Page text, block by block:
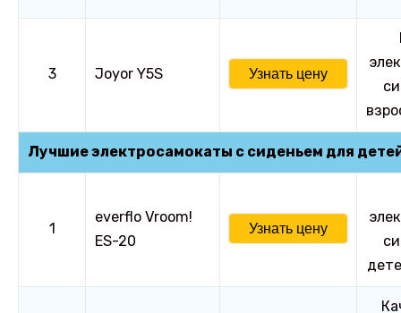
3 Joyor Y5S Узнать цену
Лучшие электросамокаты с сиденьем для
1
everflo Vroom!
ES-20
Узнать цену